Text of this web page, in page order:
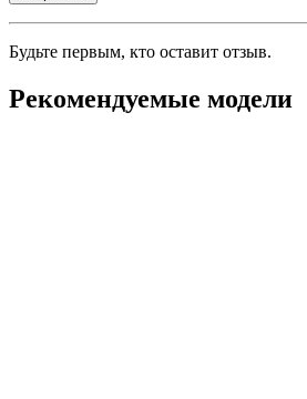
Будьте первым, кто оставит отзыв.
Рекомендуемые модели